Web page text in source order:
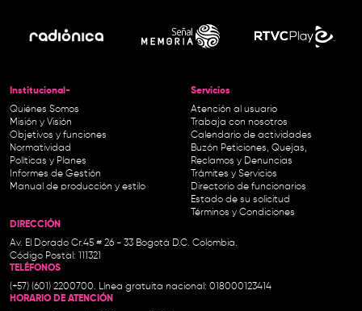
Institucional-
Quiénes Somos
Misión y Visión
Objetivos y funciones
Normatividad
Políticas y Planes
Informes de Gestión
Manual de producción y estilo
Servicios
Atención al usuario
Trabaja con nosotros
Calendario de actividades
Buzón Peticiones, Quejas,
Reclamos y Denuncias
Trámites y Servicios
Directorio de funcionarios
Estado de su solicitud
Términos y Condiciones
DIRECCIÓN
Av. El Dorado Cr.45 # 26 - 33 Bogotá D.C. Colombia.
Código Postal: 111321
TELÉFONOS
(+57) (601) 2200700. Línea gratuita nacional: 018000123414
HORARIO DE ATENCIÓN